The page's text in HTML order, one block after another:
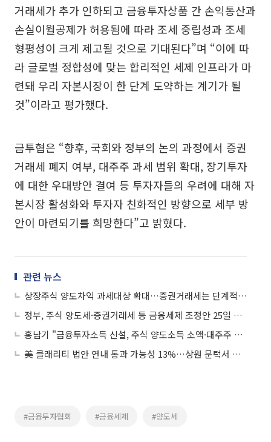
거래세가 추가 인하되고 금융투자상품 간 손익통산과
손실이월공제가 허용됨에 따라 조세 중립성과 조세
형평성이 크게 제고될 것으로 기대된다”며 “이에 따
라 글로벌 정합성에 맞는 합리적인 세제 인프라가 마
련돼 우리 자본시장이 한 단계 도약하는 계기가 될
것”이라고 평가했다.
금투협은 “향후, 국회와 정부의 논의 과정에서 증권
거래세 폐지 여부, 대주주 과세 범위 확대, 장기투자
에 대한 우대방안 결여 등 투자자들의 우려에 대해 자
본시장 활성화와 투자자 친화적인 방향으로 세부 방
안이 마련되기를 희망한다”고 밝혔다.
관련 뉴스
상장주식 양도차익 과세대상 확대…증권거래세는 단계적 인하
정부, 주식 양도세·증권거래세 등 금융세제 조정안 25일 발표
홍남기 "금융투자소득 신설, 주식 양도소득 소액·대주주 구분없이 과세"
美 클래리티 법안 연내 통과 가능성 13%…상원 문턱서 제동
#금융투자협회 #금융세제 #양도세